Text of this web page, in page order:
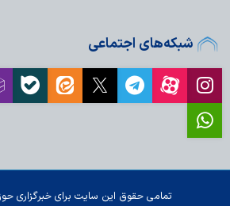
شبکه‌های اجتماعی
تمامی حقوق این سایت برای خبرگزاری